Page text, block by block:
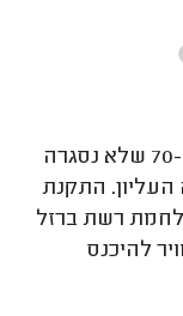
סידור דלת מקלט משנות ה-70 שלא נסגרה
התקנת
רשת ברזל
להיכנס